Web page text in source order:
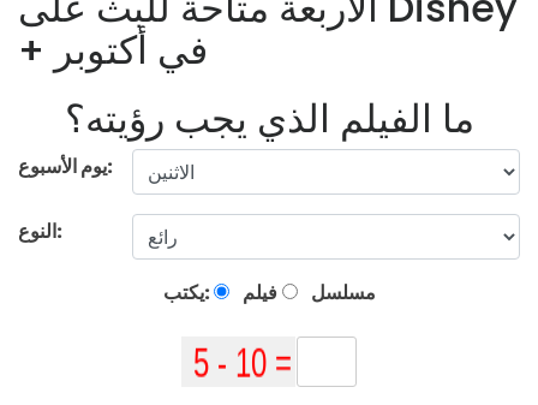
+ في أكتوبر
ما الفيلم الذي يجب رؤيته؟
يوم الأسبوع:
النوع:
يكتب: فيلم مسلسل